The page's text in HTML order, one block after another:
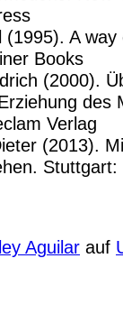
(1995). A way
Books
(2000).
des
Verlag
(2013).
Stuttgart:
Aguilar auf